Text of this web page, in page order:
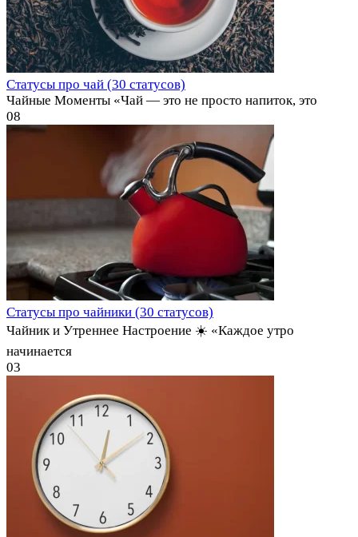
Статусы про чай (30 статусов)
Чайные Моменты «Чай — это не просто напиток, это
08
Статусы про чайники (30 статусов)
Чайник и Утреннее Настроение ☀️ «Каждое утро
начинается
03